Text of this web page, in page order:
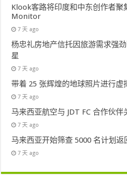
Klook客路将印度和中东创作者
Monitor
7 天 ago
杨忠礼房地产信托因旅游需求强
星
7 天 ago
带着 25 张辉煌的地球照片进行虚
7 天 ago
马来西亚航空与 JDT FC 合作伙
7 天 ago
马来西亚开始筛查 5000 名计划返
7 天 ago